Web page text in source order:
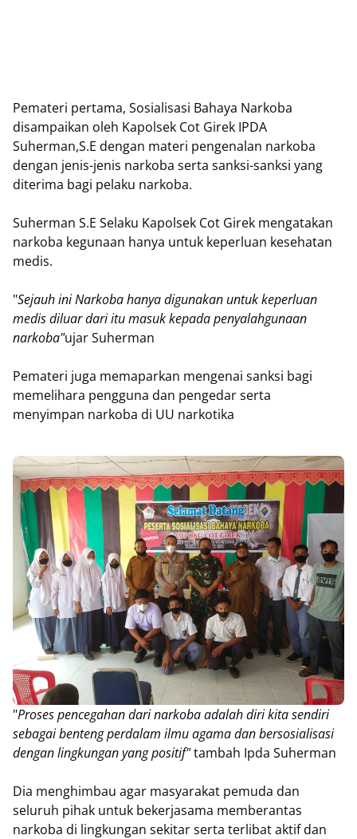
Pemateri pertama, Sosialisasi Bahaya Narkoba
disampaikan oleh Kapolsek Cot Girek IPDA
Suherman,S.E dengan materi pengenalan narkoba
dengan jenis-jenis narkoba serta sanksi-sanksi yang
diterima bagi pelaku narkoba.
Suherman S.E Selaku Kapolsek Cot Girek mengatakan
narkoba kegunaan hanya untuk keperluan kesehatan
medis.
"Sejauh ini Narkoba hanya digunakan untuk keperluan
medis diluar dari itu masuk kepada penyalahgunaan
narkoba"ujar Suherman
Pemateri juga memaparkan mengenai sanksi bagi
memelihara pengguna dan pengedar serta
menyimpan narkoba di UU narkotika
"Proses pencegahan dari narkoba adalah diri kita sendiri
sebagai benteng perdalam ilmu agama dan bersosialisasi
dengan lingkungan yang positif"tambah Ipda Suherman
Dia menghimbau agar masyarakat pemuda dan
seluruh pihak untuk bekerjasama memberantas
narkoba di lingkungan sekitar serta terlibat aktif dan